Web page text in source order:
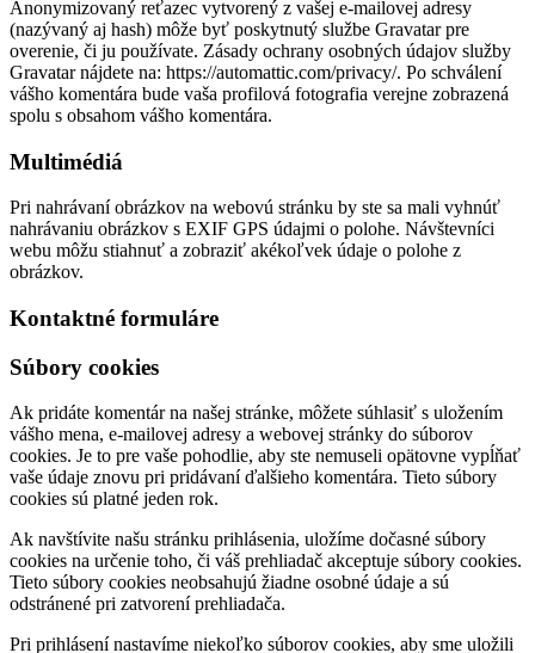
Anonymizovaný reťazec vytvorený z vašej e-mailovej adresy
(nazývaný aj hash) môže byť poskytnutý službe Gravatar pre
overenie, či ju používate. Zásady ochrany osobných údajov služby
Gravatar nájdete na: https://automattic.com/privacy/. Po schválení
vášho komentára bude vaša profilová fotografia verejne zobrazená
spolu s obsahom vášho komentára.
Multimédiá
Pri nahrávaní obrázkov na webovú stránku by ste sa mali vyhnúť
nahrávaniu obrázkov s EXIF GPS údajmi o polohe. Návštevníci
webu môžu stiahnuť a zobraziť akékoľvek údaje o polohe z
obrázkov.
Kontaktné formuláre
Súbory cookies
Ak pridáte komentár na našej stránke, môžete súhlasiť s uložením
vášho mena, e-mailovej adresy a webovej stránky do súborov
cookies. Je to pre vaše pohodlie, aby ste nemuseli opätovne vypĺňať
vaše údaje znovu pri pridávaní ďalšieho komentára. Tieto súbory
cookies sú platné jeden rok.
Ak navštívite našu stránku prihlásenia, uložíme dočasné súbory
cookies na určenie toho, či váš prehliadač akceptuje súbory cookies.
Tieto súbory cookies neobsahujú žiadne osobné údaje a sú
odstránené pri zatvorení prehliadača.
Pri prihlásení nastavíme niekoľko súborov cookies, aby sme uložili